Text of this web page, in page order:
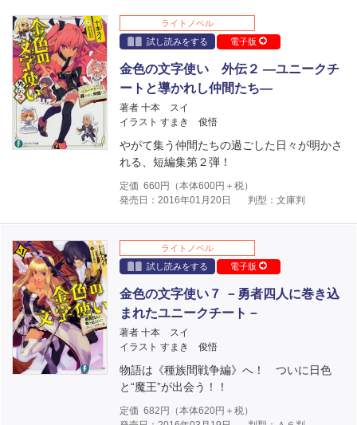
ライトノベル
試し読みをする
電子版
金色の文字使い 外伝２ ―ユニークチ
ートと導かれし仲間たち―
著者 十本 スイ
イラスト すまき 俊悟
やがて集う仲間たちの過ごした日々が明かさ
れる、短編集第２弾！
定価 660円（本体600円＋税）
発売日：2016年01月20日
判型：文庫判
ライトノベル
試し読みをする
電子版
金色の文字使い７ －勇者四人に巻き込
まれたユニークチート－
著者 十本 スイ
イラスト すまき 俊悟
物語は《種族間戦争編》へ！ ついに日色
と“魔王”が出会う！！
定価 682 円（本体620円＋税）